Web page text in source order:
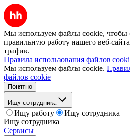
Мы используем файлы cookie, чтобы
правильную работу нашего веб-
трафик.
Правила использования файлов
Мы используем файлы cookie.
файлов cookie
Понятно
Ищу сотрудника
Ищу работу
Ищу сотрудника
Ищу сотрудника
Сервисы